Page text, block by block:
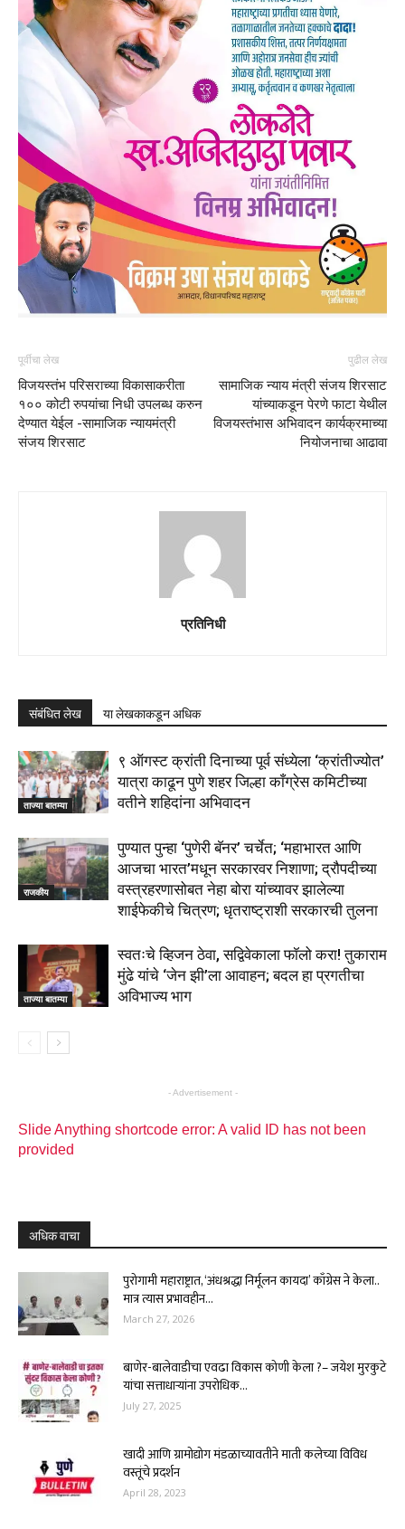
पूर्वीचा लेख
विजयस्तंभ परिसराच्या विकासाकरीता
१०० कोटी रुपयांचा निधी उपलब्ध करुन
देण्यात येईल -सामाजिक न्यायमंत्री
संजय शिरसाट
पुढील लेख
सामाजिक न्याय मंत्री संजय शिरसाट
यांच्याकडून पेरणे फाटा येथील
विजयस्तंभास अभिवादन कार्यक्रमाच्या
नियोजनाचा आढावा
प्रतिनिधी
संबंधित लेख या लेखकाकडून अधिक
ताज्या बातम्या
९ ऑगस्ट क्रांती दिनाच्या पूर्व संध्येला ‘क्रांतीज्योत’
यात्रा काढून पुणे शहर जिल्हा काँग्रेस कमिटीच्या
वतीने शहिदांना अभिवादन
राजकीय
पुण्यात पुन्हा ‘पुणेरी बॅनर’ चर्चेत; ‘महाभारत आणि
आजचा भारत’मधून सरकारवर निशाणा; द्रौपदीच्या
वस्त्रहरणासोबत नेहा बोरा यांच्यावर झालेल्या
शाईफेकीचे चित्रण; धृतराष्ट्राशी सरकारची तुलना
ताज्या बातम्या
स्वतःचे व्हिजन ठेवा, सद्विवेकाला फॉलो करा! तुकाराम
मुंढे यांचे ‘जेन झी’ला आवाहन; बदल हा प्रगतीचा
अविभाज्य भाग
- Advertisement -
Slide Anything shortcode error: A valid ID has not been
provided
अधिक वाचा
पुरोगामी महाराष्ट्रात, ‘अंधश्रद्धा निर्मूलन कायदा’ काँग्रेस ने केला..
मात्र त्यास प्रभावहीन...
March 27, 2026
बाणेर-बालेवाडीचा एवढा विकास कोणी केला ?– जयेश मुरकुटे
यांचा सत्ताधाऱ्यांना उपरोधिक...
July 27, 2025
खादी आणि ग्रामोद्योग मंडळाच्यावतीने माती कलेच्या विविध
वस्तूंचे प्रदर्शन
April 28, 2023